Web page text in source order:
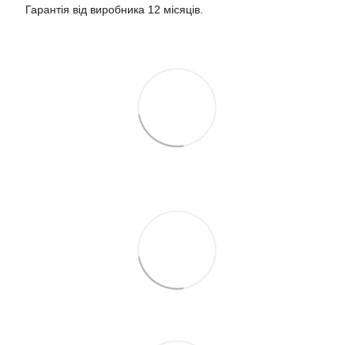
Гарантія від виробника 12 місяців.